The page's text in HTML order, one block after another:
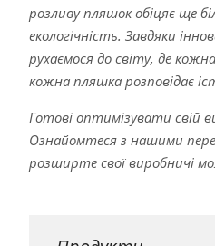
розливу пляшок обіцяє ще
екологічність. Завдяки
рухаємося до світу, де
кожна пляшка розповідає
Готові оптимізувати свій
Ознайомтеся з нашими
розширте свої виробничі